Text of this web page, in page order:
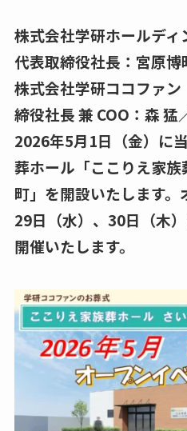
株式会社学研ホールデ
代表取締役社⾧：宮原博
株式会社学研ココファ
締役社⾧ 兼 COO：森 猛
2026年5月1日（金）に
葬ホール「ここりえ家
町」を開設いたします。
29日（水）、30日（木
開催いたします。